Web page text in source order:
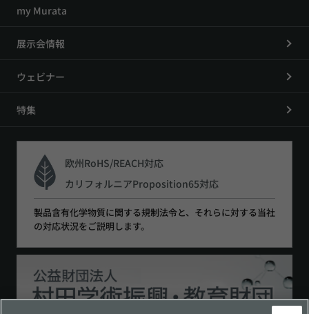
my Murata
展示会情報
ウェビナー
特集
欧州RoHS/REACH対応
カリフォルニアProposition65対応
製品含有化学物質に関する規制法令と、それらに対する当社
の対応状況をご説明します。